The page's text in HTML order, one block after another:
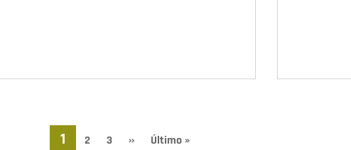
Página
1 Page
2 Page
3
Siguiente
››
Última
Último »